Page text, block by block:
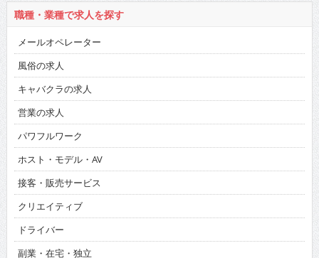
職種・業種で求人を探す
メールオペレーター
風俗の求人
キャバクラの求人
営業の求人
パワフルワーク
ホスト・モデル・AV
接客・販売サービス
クリエイティブ
ドライバー
副業・在宅・独立